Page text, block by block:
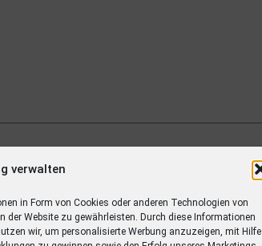
verwalten
in Form von Cookies oder anderen Technologien von
der Website zu gewährleisten. Durch diese Informationen
wir, um personalisierte Werbung anzuzeigen, mit Hilfe